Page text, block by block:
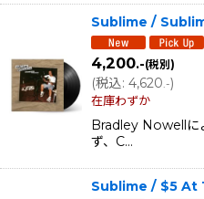
Sublime /
4,200.-(税別)
(税込: 4,620 .-)
在庫わずか
Bradley Nowellに
ず、C…
Sublime / $5 At